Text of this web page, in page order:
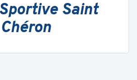
Saint
Chéron